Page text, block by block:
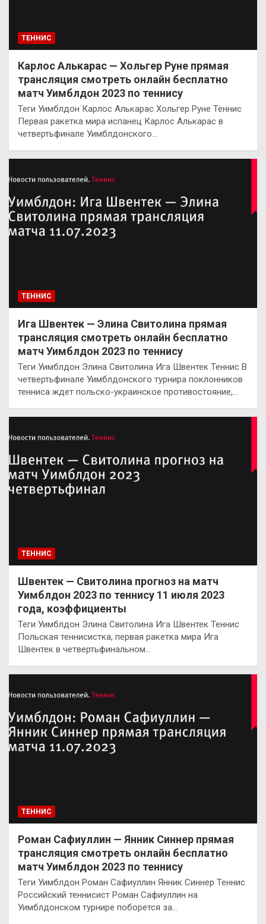
ТЕННИС
Карлос Алькарас — Хольгер Руне прямая
трансляция смотреть онлайн бесплатно
матч Уимблдон 2023 по теннису
Теги Уимблдон Карлос Алькарас Хольгер Руне Теннис
Первая ракетка мира испанец Карлос Алькарас в
четвертьфинале Уимблдонского…
ТЕННИС
Ига Швентек — Элина Свитолина прямая
трансляция смотреть онлайн бесплатно
матч Уимблдон 2023 по теннису
Теги Уимблдон Элина Свитолина Ига Швентек Теннис В
четвертьфинале Уимблдонского турнира поклонников
тенниса ждет польско-украинское противостояние,…
ТЕННИС
Швентек — Свитолина прогноз на матч
Уимблдон 2023 по теннису 11 июля 2023
года, коэффициенты
Теги Уимблдон Элина Свитолина Ига Швентек Теннис
Польская теннисистка, первая ракетка мира Ига
Швентек в четвертьфинальном…
ТЕННИС
Роман Сафиуллин — Янник Синнер прямая
трансляция смотреть онлайн бесплатно
матч Уимблдон 2023 по теннису
Теги Уимблдон Роман Сафиуллин Янник Синнер Теннис
Российский теннисист Роман Сафиуллин на
Уимблдонском турнире поборется за…